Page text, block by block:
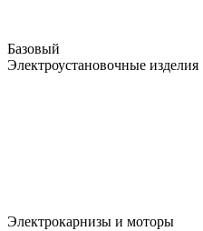
Базовый
Электроустановочные изделия
Электрокарнизы и моторы